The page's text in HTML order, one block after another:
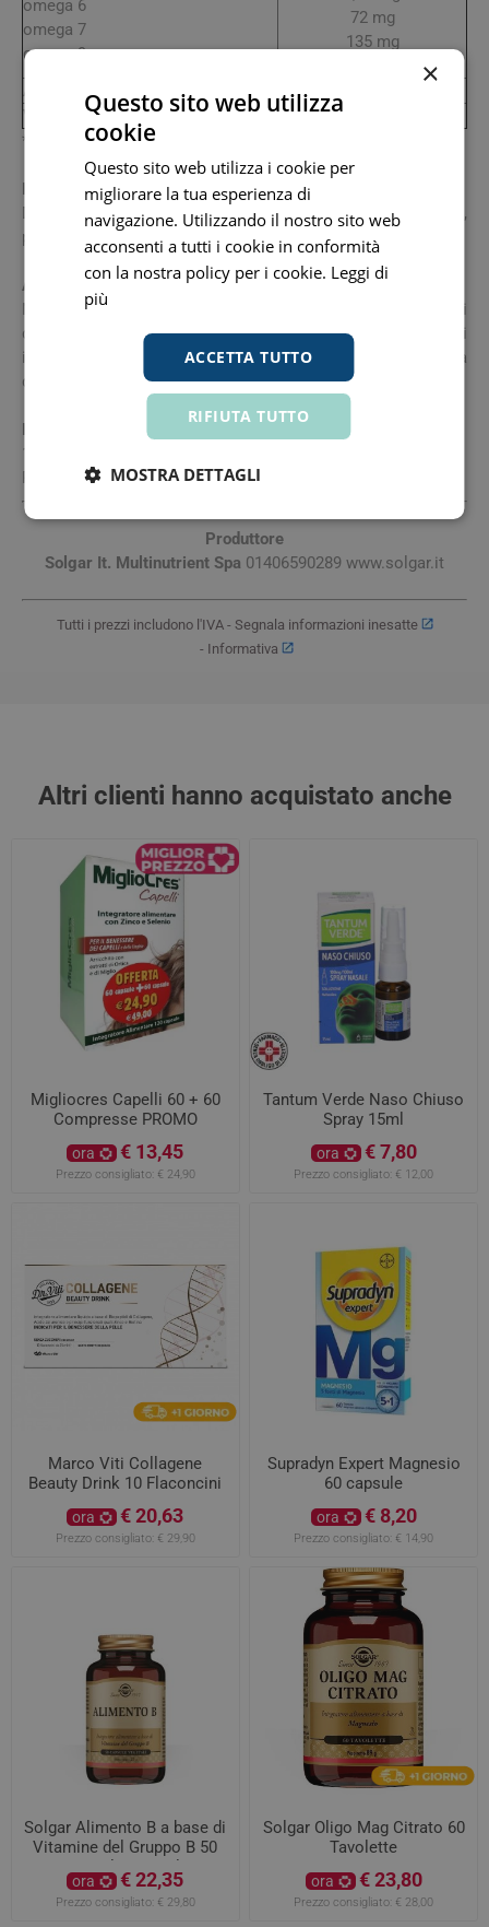
omega 6
omega 7
omega 9
72 mg
135 mg
Astaxantina
Vitamina D3
7,5 mcg (150% VNR*)
*VNR: Valori Nutritivi di Riferimento
Modalità d'uso
Deglutire da 2 a 3 perle softgels al giorno, con acqua,
preferibilmente ai pasti.
Avvertenze
Non superare la dose giornaliera consigliata. Tenere fuori
dalla portata dei bambini al di sotto dei 3 anni di età. Gli
integratori alimentari non vanno intesi come sostituti di una
dieta variata ed equilibrata e di uno stile di vita sano.
Formato
Peso netto: 197 g.
Produttore
Solgar It. Multinutrient Spa 01406590289 www.solgar.it
Tutti i prezzi includono l'IVA - Segnala informazioni inesatte
- Informativa
Altri clienti hanno acquistato anche
Migliocres Capelli 60 + 60
Compresse PROMO
ora € 13,45
Prezzo consigliato: € 24,90
Tantum Verde Naso Chiuso
Spray 15ml
ora € 7,80
Prezzo consigliato: € 12,00
Marco Viti Collagene
Beauty Drink 10 Flaconcini
ora € 20,63
Prezzo consigliato: € 29,90
Supradyn Expert Magnesio
60 capsule
ora € 8,20
Prezzo consigliato: € 14,90
Solgar Alimento B a base di
Vitamine del Gruppo B 50
capsule vegetali
ora € 22,35
Prezzo consigliato: € 29,80
Solgar Oligo Mag Citrato 60
Tavolette
ora € 23,80
Prezzo consigliato: € 28,00
×
Questo sito web utilizza
cookie
Questo sito web utilizza i cookie per
migliorare la tua esperienza di
navigazione. Utilizzando il nostro sito web
acconsenti a tutti i cookie in conformità
con la nostra policy per i cookie. Leggi di
più
ACCETTA TUTTO
RIFIUTA TUTTO
MOSTRA DETTAGLI